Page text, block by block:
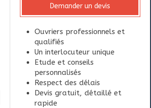
Demander un devis
Ouvriers professionnels et
qualifiés
Un interlocuteur unique
Etude et conseils
personnalisés
Respect des délais
Devis gratuit, détaillé et
rapide